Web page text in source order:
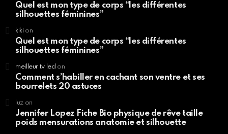
Quel est mon type de corps “les différentes
silhouettes féminines”
kikion
Quel est mon type de corps “les différentes
silhouettes féminines”
meilleur tv led on
Comment s’habiller en cachant son ventre et ses
bourrelets 20 astuces
luzon
Jennifer Lopez Fiche Bio physique de rêve taille
poids mensurations anatomie et silhouette